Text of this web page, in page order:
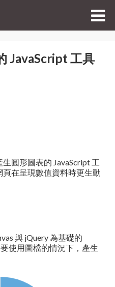
JavaScript 工具
圓形圖表的 JavaScript 工
在呈現數值資料時更生動
與 jQuery 為基礎的
使用圖檔的情況下，產生